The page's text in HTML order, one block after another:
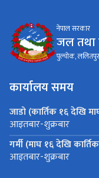
नेपाल सरकार
जल तथा
पुल्चोक,
कार्यालय समय
जाडो (कार्तिक १६ देखि
आइतबार-शुक्रबार
गर्मी (माघ १६ देखि
आइतबार-शुक्रबार